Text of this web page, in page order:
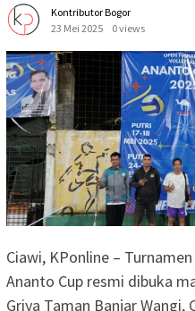
Kontributor Bogor
23 Mei 2025
0 views
Ciawi, KPonline –
Ananto Cup resmi dibuka
Griya Taman Banjar Wangi,